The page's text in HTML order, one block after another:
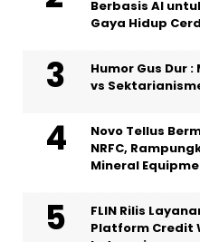
Berbasis AI
Gaya Hidup
Humor Gus Dur
vs
Novo Tellus
NRFC,
Mineral
FLIN Rilis
Platform Credit